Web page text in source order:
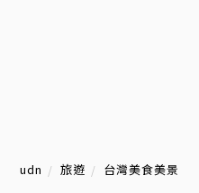
udn 旅遊 台灣美食美景